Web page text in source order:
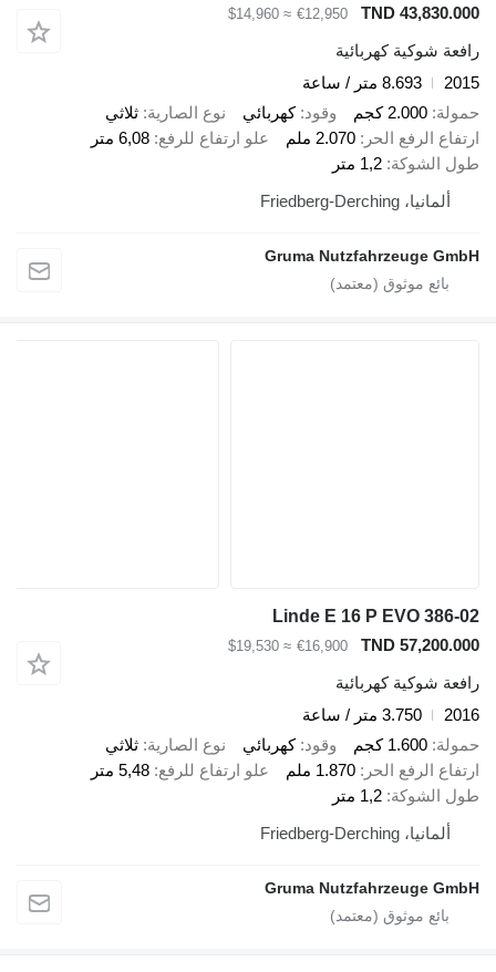
TND 43,830.000
€12,950
≈ $14,960
رافعة شوكية كهربائية
2015
8.693 متر / ساعة
حمولة 2.000 كجم وقود كهربائي نوع الصارية ثلاثي
ارتفاع الرفع الحر
2.070 ملم علو ارتفاع للرفع 6,08 متر
طول الشوكة 1,2 متر
ألمانيا، Friedberg-Derching
Gruma Nutzfahrzeuge GmbH
Linde E 16 P EVO 386-02
TND 57,200.000
€16,900
≈ $19,530
رافعة شوكية كهربائية
2016
3.750 متر / ساعة
حمولة 1.600 كجم وقود كهربائي نوع الصارية ثلاثي
ارتفاع الرفع الحر
1.870 ملم علو ارتفاع للرفع 5,48 متر
طول الشوكة 1,2 متر
ألمانيا، Friedberg-Derching
Gruma Nutzfahrzeuge GmbH